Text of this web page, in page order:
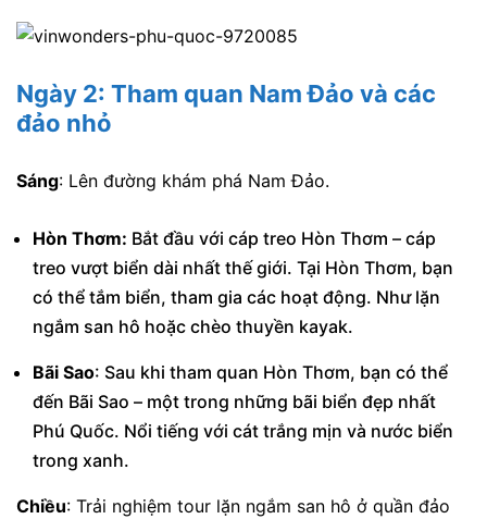
Ngày 2: Tham quan Nam Đảo và các
đảo nhỏ
Sáng: Lên đường khám phá Nam Đảo.
Hòn Thơm: Bắt đầu với cáp treo Hòn Thơm – cáp
treo vượt biển dài nhất thế giới. Tại Hòn Thơm, bạn
có thể tắm biển, tham gia các hoạt động. Như lặn
ngắm san hô hoặc chèo thuyền kayak.
Bãi Sao: Sau khi tham quan Hòn Thơm, bạn có thể
đến Bãi Sao – một trong những bãi biển đẹp nhất
Phú Quốc. Nổi tiếng với cát trắng mịn và nước biển
trong xanh.
Chiều: Trải nghiệm tour lặn ngắm san hô ở quần đảo